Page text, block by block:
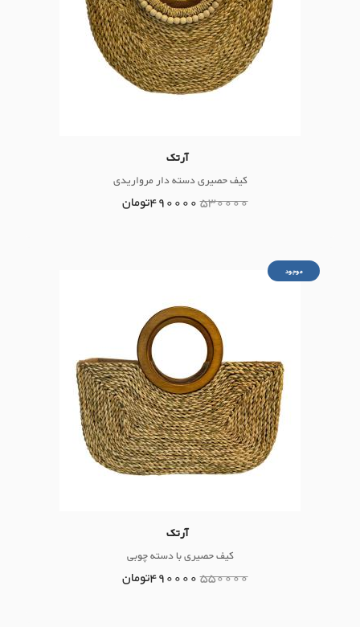
آرتک
کیف حصیری دسته دار مرواریدی
530000
490000تومان
موجود
آرتک
کیف حصیری با دسته چوبی
550000
490000تومان